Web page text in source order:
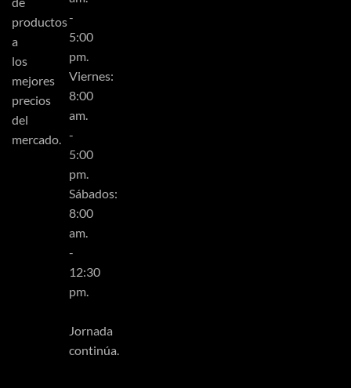
productos
a
los
mejores
precios
del
mercado.
-
5:00
pm.
Viernes:
8:00
am.
-
5:00
pm.
Sábados:
8:00
am.
-
12:30
pm.
Jornada
continúa.